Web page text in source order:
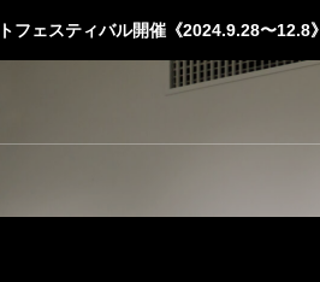
フェスティバル開催《2024.9.28〜12.8》